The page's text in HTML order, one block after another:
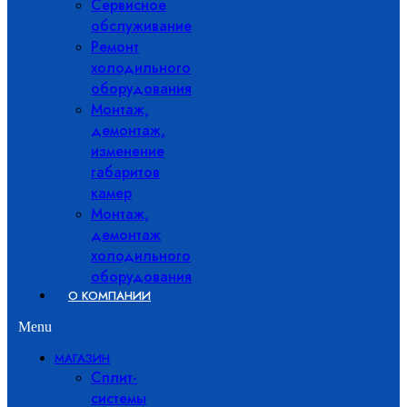
Сервисное
обслуживание
Ремонт
холодильного
оборудования
Монтаж,
демонтаж,
изменение
габаритов
камер
Монтаж,
демонтаж
холодильного
оборудования
О КОМПАНИИ
Menu
МАГАЗИН
Сплит-
системы